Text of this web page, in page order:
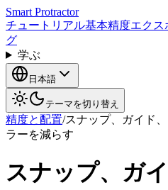
Smart Protractor
チュートリアル基本精度エクス
グ
学ぶ
日本語
テーマを切り替え
精度と配置/スナップ、ガイド
ラーを減らす
スナップ、ガ